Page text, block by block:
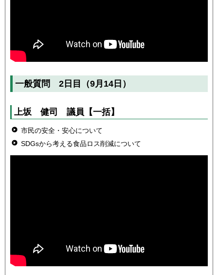
一般質問 2日目（9月14日）
上坂 健司 議員 【一括】
市民の安全・安心について
SDGsから考える食品ロス削減について